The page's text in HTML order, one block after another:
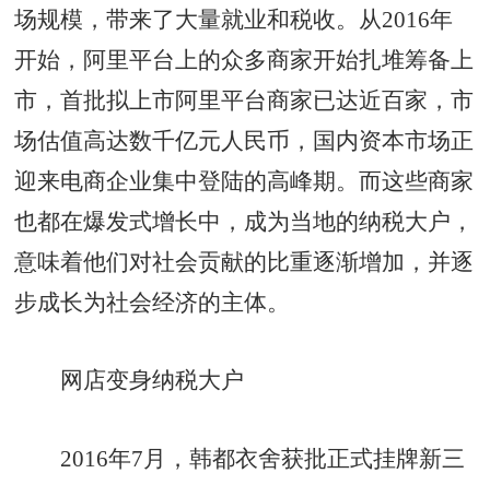
场规模，带来了大量就业和税收。从2016年
开始，阿里平台上的众多商家开始扎堆筹备上
市，首批拟上市阿里平台商家已达近百家，市
场估值高达数千亿元人民币，国内资本市场正
迎来电商企业集中登陆的高峰期。而这些商家
也都在爆发式增长中，成为当地的纳税大户，
意味着他们对社会贡献的比重逐渐增加，并逐
步成长为社会经济的主体。
网店变身纳税大户
2016年7月，韩都衣舍获批正式挂牌新三